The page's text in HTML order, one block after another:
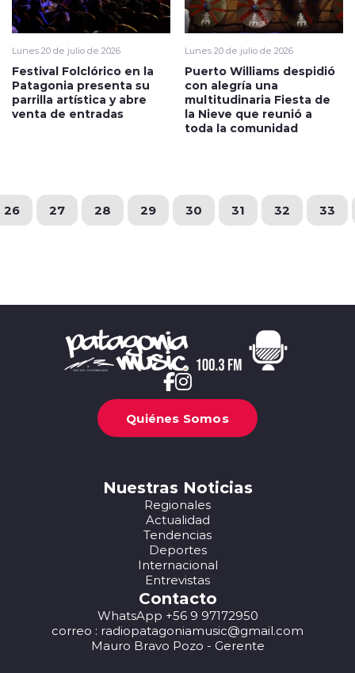
Lunes 20 de julio de 2026
Festival Folclórico en la
Patagonia presenta su
parrilla artística y abre
venta de entradas
Lunes 20 de julio de 2026
Puerto Williams despidió
con alegría una
multitudinaria Fiesta de
la Nieve que reunió a
toda la comunidad
26 27 28 29 30 31 32 33
Quiénes Somos
Nuestras Noticias
Regionales
Actualidad
Tendencias
Deportes
Internacional
Entrevistas
Contacto
WhatsApp +56 9 97172950
correo : radiopatagoniamusic@gmail.com
Mauro Bravo Pozo - Gerente